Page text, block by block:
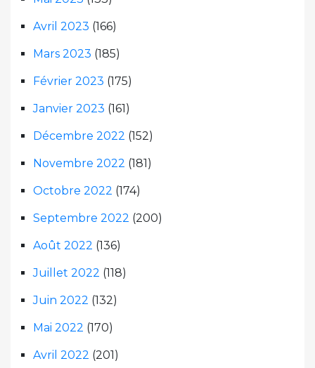
Avril 2023 (166)
Mars 2023 (185)
Février 2023 (175)
Janvier 2023 (161)
Décembre 2022 (152)
Novembre 2022 (181)
Octobre 2022 (174)
Septembre 2022 (200)
Août 2022 (136)
Juillet 2022 (118)
Juin 2022 (132)
Mai 2022 (170)
Avril 2022 (201)